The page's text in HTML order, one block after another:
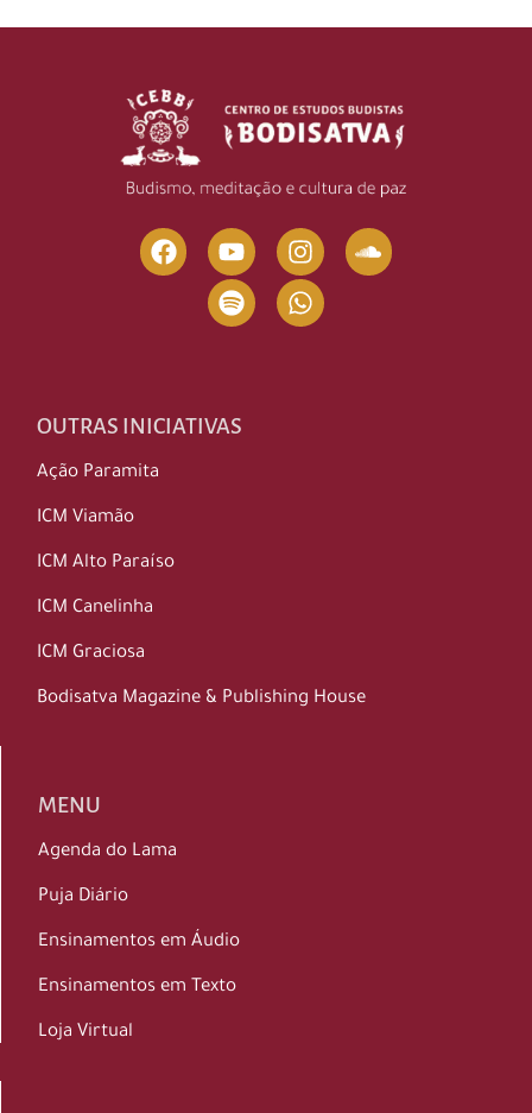
OUTRAS INICIATIVAS
Ação Paramita
ICM Viamão
ICM Alto Paraíso
ICM Canelinha
ICM Graciosa
Bodisatva Magazine & Publishing House
MENU
Agenda do Lama
Puja Diário
Ensinamentos em Áudio
Ensinamentos em Texto
Loja Virtual